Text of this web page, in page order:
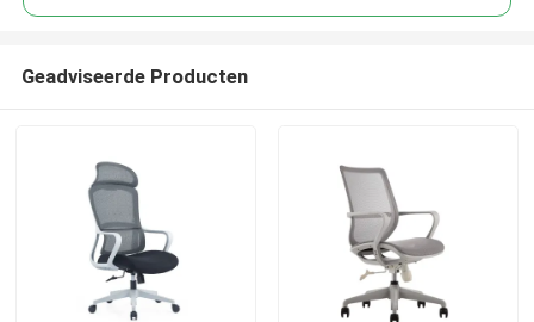
Geadviseerde Producten